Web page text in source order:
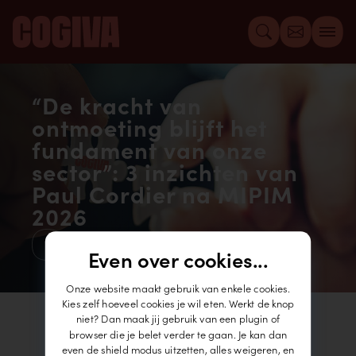
“De kracht van
ontmoeting blijft het
fundament van onze
sector”: 3 inzichten van
Paul Cordier na MIPIM
2026
Even over cookies...
Onze website maakt gebruik van enkele cookies.
Kies zelf hoeveel cookies je wil eten. Werkt de knop
niet? Dan maak jij gebruik van een plugin of
browser die je belet verder te gaan. Je kan dan
even de shield modus uitzetten, alles weigeren, en